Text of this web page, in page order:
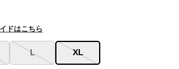
L XL
ドはこちら